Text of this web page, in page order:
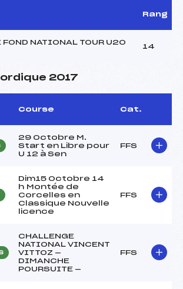
Rang
FOND NATIONAL TOUR U20
14
2017
Course Cat.
29 Octobre M.
Start en Libre pour
U 12 à Sen
FFS
Dim15 Octobre 14
h Montée de
Corcelles en
Classique Nouvelle
licence
FFS
CHALLENGE
NATIONAL VINCENT
VITTOZ —
DIMANCHE
POURSUITE —
FFS